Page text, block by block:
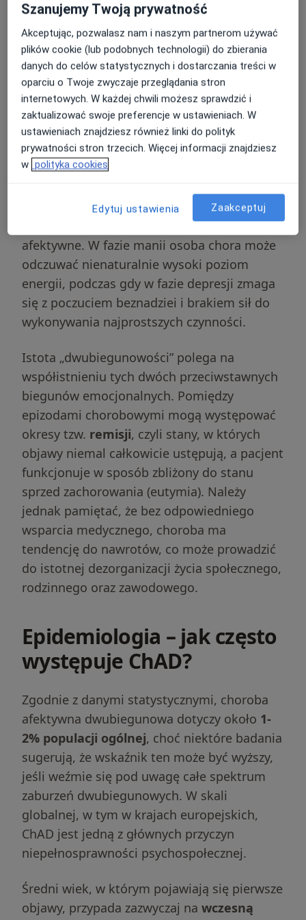
Co to jest choroba
afektywna
dwubiegunowa?
Choroba afektywna dwubiegunowa to
przewlekłe zaburzenie nastroju o podłożu
biologicznym, które wykracza poza
standardowe wahania humoru doświadczane
cykliczność, polegająca na
przechodzeniu pacjenta przez różne fazy
afektywne. W fazie manii osoba chora może
odczuwać nienaturalnie wysoki poziom
energii, podczas gdy w fazie depresji zmaga
się z poczuciem beznadziei i brakiem sił do
wykonywania najprostszych czynności.
Istota „dwubiegunowości” polega na
współistnieniu tych dwóch przeciwstawnych
biegunów emocjonalnych. Pomiędzy
epizodami chorobowymi mogą występować
okresy tzw. remisji, czyli stany, w których
objawy niemal całkowicie ustępują, a pacjent
funkcjonuje w sposób zbliżony do stanu
sprzed zachorowania (eutymia). Należy
jednak pamiętać, że bez odpowiedniego
wsparcia medycznego, choroba ma
tendencję do nawrotów, co może prowadzić
do istotnej dezorganizacji życia społecznego,
rodzinnego oraz zawodowego.
Epidemiologia – jak często
występuje ChAD?
Zgodnie z danymi statystycznymi, choroba
afektywna dwubiegunowa dotyczy około 1-
2% populacji ogólnej, choć niektóre badania
sugerują, że wskaźnik ten może być wyższy,
jeśli weźmie się pod uwagę całe spektrum
zaburzeń dwubiegunowych. W skali
globalnej, w tym w krajach europejskich,
ChAD jest jedną z głównych przyczyn
niepełnosprawności psychospołecznej.
Średni wiek, w którym pojawiają się pierwsze
objawy, przypada zazwyczaj na wczesną
Szanujemy Twoją prywatność
Akceptując, pozwalasz nam i naszym partnerom używać
plików cookie (lub podobnych technologii) do zbierania
danych do celów statystycznych i dostarczania treści w
oparciu o Twoje zwyczaje przeglądania stron
internetowych. W każdej chwili możesz sprawdzić i
zaktualizować swoje preferencje w ustawieniach. W
ustawieniach znajdziesz również linki do polityk
prywatności stron trzecich. Więcej informacji znajdziesz
w polityka cookies
Edytuj ustawienia Zaakceptuj